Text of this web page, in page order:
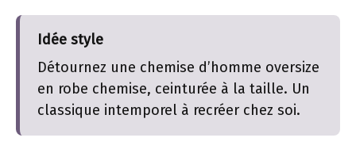
Idée style
Détournez une chemise d’homme oversize
en robe chemise, ceinturée à la taille. Un
classique intemporel à recréer chez soi.